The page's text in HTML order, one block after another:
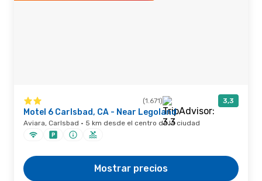
(1.671) 3,3
Motel 6 Carlsbad, CA - Near Legoland
Aviara, Carlsbad · 5 km desde el centro de la ciudad
Mostrar precios